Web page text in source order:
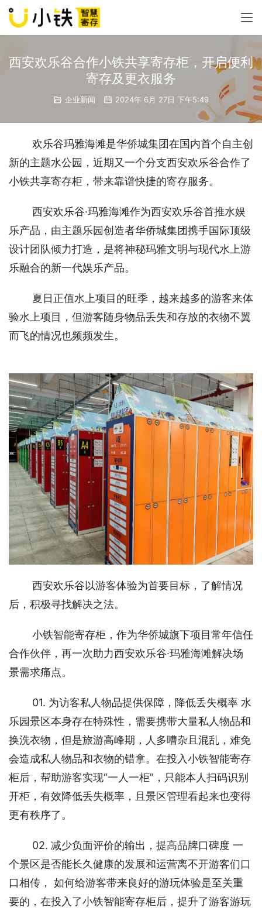
西安欢乐谷合作小铁共享寄存柜，开启便利
寄存及更衣服务
企业新闻 2024年 6月 27日 下午5:49
欢乐谷玛雅海滩是华侨城集团在国内首个自主创
新的主题水公园，近期又一个分支西安欢乐谷合作了
小铁共享寄存柜，带来靠谱快捷的寄存服务。
西安欢乐谷·玛雅海滩作为西安欢乐谷首推水娱
乐产品，由主题乐园创造者华侨城集团携手国际顶级
设计团队倾力打造，是将神秘玛雅文明与现代水上游
乐融合的新一代娱乐产品。
夏日正值水上项目的旺季，越来越多的游客来体
验水上项目，但游客随身物品丢失和存放的衣物不翼
而飞的情况也频频发生。
西安欢乐谷以游客体验为首要目标，了解情况
后，积极寻找解决之法。
小铁智能寄存柜，作为华侨城旗下项目常年信任
合作伙伴，再一次助力西安欢乐谷·玛雅海滩解决场
景需求痛点。
01. 为访客私人物品提供保障，降低丢失概率 水
乐园景区本身存在特殊性，需要携带大量私人物品和
换洗衣物，但是旅游高峰期，人多嘈杂且混乱，难免
会造成私人物品和衣物的错拿。在投入小铁智能寄存
柜后，帮助游客实现“一人一柜”，只能本人扫码识别
开柜，有效降低丢失概率，且景区管理看起来也变得
更有秩序了。
02. 减少负面评价的输出，提高品牌口碑度 一
个景区是否能长久健康的发展和运营离不开游客们口
口相传， 如何给游客带来良好的游玩体验是至关重
要的，在投入了小铁智能寄存柜后，提升了游客游玩